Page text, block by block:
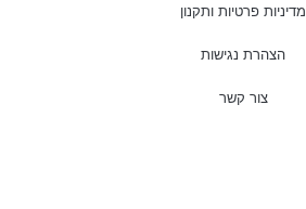
מדיניות פרטיות ותקנון
הצהרת נגישות
צור קשר